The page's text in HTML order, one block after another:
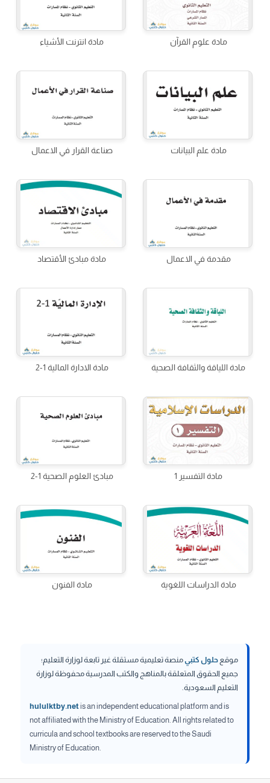
مادة علوم القرآن مادة انترنت الأشياء
مادة علم البيانات صناعة القرار في الاعمال
مقدمة في الاعمال مادة مبادئ الأقتصاد
مادة اللياقة والثقافة الصحية مادة الادارة المالية 1-2
مادة التفسير 1 مبادئ العلوم الصحية 1-2
مادة الدراسات اللغوية مادة الفنون
موقع حلول كتبيمنصة تعليمية مستقلة غير تابعة لوزارة التعليم؛
جميع الحقوق المتعلقة بالمناهج والكتب المدرسية محفوظة لوزارة
التعليم السعودية.
hululktby.netis an independent educational platform and is
not affiliated with the Ministry of Education. All rights related to
curricula and school textbooks are reserved to the Saudi
Ministry of Education.